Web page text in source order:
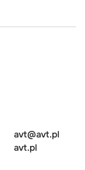
avt@avt.pl
avt.pl